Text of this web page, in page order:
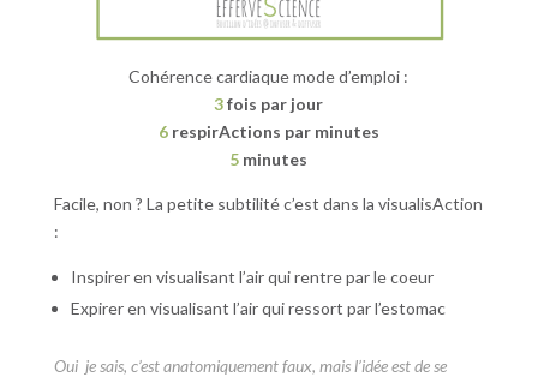
Cohérence cardiaque mode d’emploi :
3fois par jour
6 respirActions par minutes
5 minutes
Facile, non ? La petite subtilité c’est dans la visualisAction
:
Inspirer en visualisant l’air qui rentre par le coeur
Expirer en visualisant l’air qui ressort par l’estomac
Oui je sais, c’est anatomiquement faux, mais l’idée est de se